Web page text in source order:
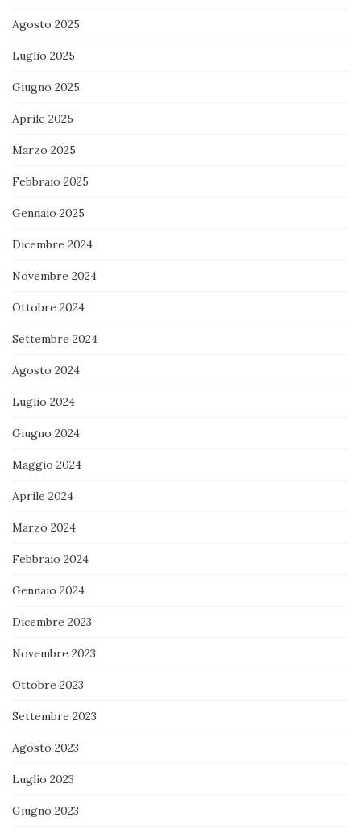
Agosto 2025
Luglio 2025
Giugno 2025
Aprile 2025
Marzo 2025
Febbraio 2025
Gennaio 2025
Dicembre 2024
Novembre 2024
Ottobre 2024
Settembre 2024
Agosto 2024
Luglio 2024
Giugno 2024
Maggio 2024
Aprile 2024
Marzo 2024
Febbraio 2024
Gennaio 2024
Dicembre 2023
Novembre 2023
Ottobre 2023
Settembre 2023
Agosto 2023
Luglio 2023
Giugno 2023